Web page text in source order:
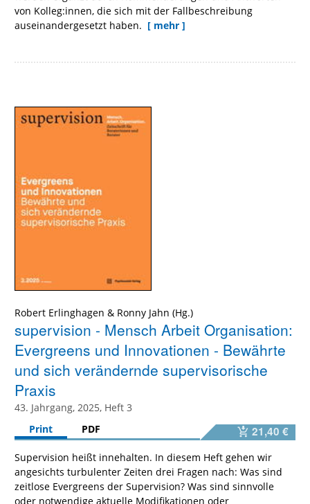
von Kolleg:innen, die sich mit der Fallbeschreibung
auseinandergesetzt haben. [ mehr ]
Robert Erlinghagen & Ronny Jahn
supervision - Mensch Arbeit Organisation:
Evergreens und Innovationen - Bewährte
und sich verändernde supervisorische
Praxis
43. Jahrgang, 2025, Heft 3
Print
PDF 21,40 €
Supervision heißt innehalten. In diesem Heft gehen wir
angesichts turbulenter Zeiten drei Fragen nach: Was sind
zeitlose Evergreens der Supervision? Was sind sinnvolle
oder notwendige aktuelle Modifikationen oder